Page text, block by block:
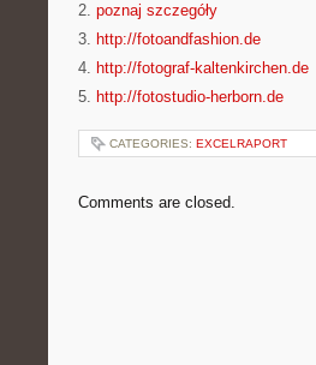
2. poznaj szczegóły
3. http://fotoandfashion.de
4. http://fotograf-kaltenkirchen.de
5. http://fotostudio-herborn.de
CATEGORIES: EXCELRAPORT
Comments are closed.